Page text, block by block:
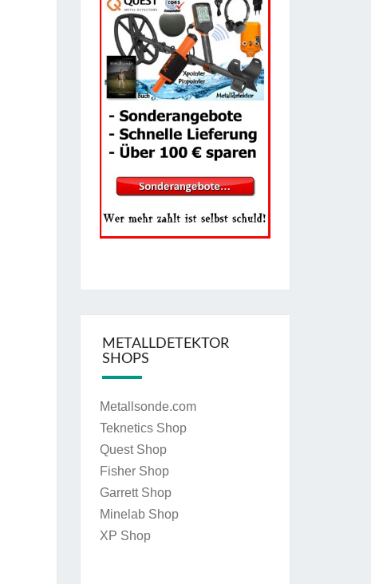
METALLDETEKTOR
SHOPS
Metallsonde.com
Teknetics Shop
Quest Shop
Fisher Shop
Garrett Shop
Minelab Shop
XP Shop